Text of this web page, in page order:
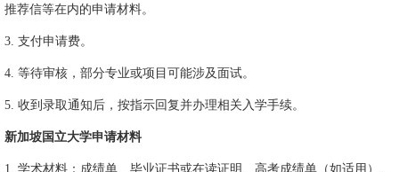
推荐信等在内的申请材料。
3. 支付申请费。
4. 等待审核，部分专业或项目可能涉及面试。
5. 收到录取通知后，按指示回复并办理相关入学手续。
新加坡国立大学申请材料
1. 学术材料：成绩单、毕业证书或在读证明、高考成绩单（如适用）、